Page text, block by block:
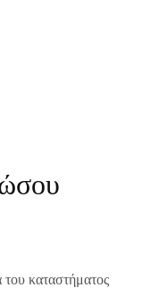
του καταστήματος